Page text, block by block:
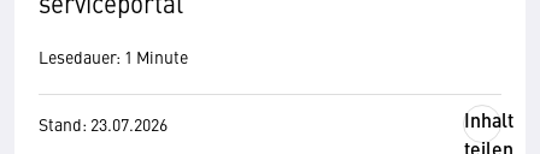
Lesedauer: 1 Minute
Stand: 23.07.2026
Inhalt